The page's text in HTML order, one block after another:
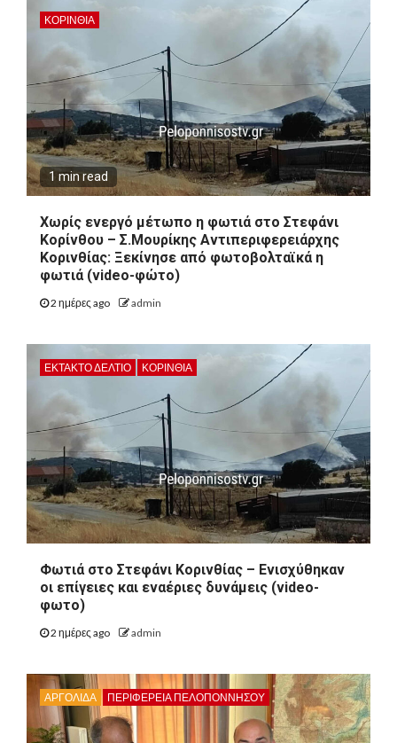
ΚΟΡΙΝΘΊΑ
1 min read
Χωρίς ενεργό μέτωπο η φωτιά στο Στεφάνι
Κορίνθου – Σ.Μουρίκης Αντιπεριφερειάρχης
Κορινθίας: Ξεκίνησε από φωτοβολταϊκά η
φωτιά (video-φώτο)
2 ημέρες ago admin
ΕΚΤΑΚΤΟ ΔΕΛΤΙΟ ΚΟΡΙΝΘΊΑ
Φωτιά στο Στεφάνι Κορινθίας – Ενισχύθηκαν
οι επίγειες και εναέριες δυνάμεις (video-
φωτο)
2 ημέρες ago admin
ΑΡΓΟΛΙΔΑ ΠΕΡΙΦΈΡΕΙΑ ΠΕΛΟΠΟΝΝΉΣΟΥ